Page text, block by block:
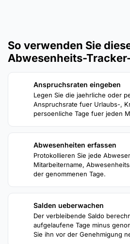
So verwenden Sie
Abwesenheits-
Anspruchsraten eingeben
Legen Sie die jaehrliche oder
Anspruchsrate fuer Urlaubs-,
persoenliche Tage fuer jeden
Abwesenheiten erfassen
Protokollieren Sie jede
Mitarbeitername,
der genommenen Tage.
Salden ueberwachen
Der verbleibende Saldo
aufgelaufene Tage minus
Sie ihn vor der Genehmigung